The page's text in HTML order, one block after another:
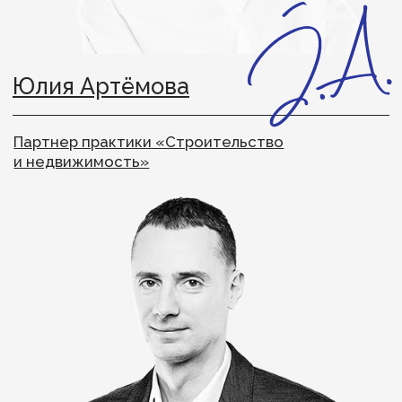
«HR»
Для кандидатов
начинаются
с разговора